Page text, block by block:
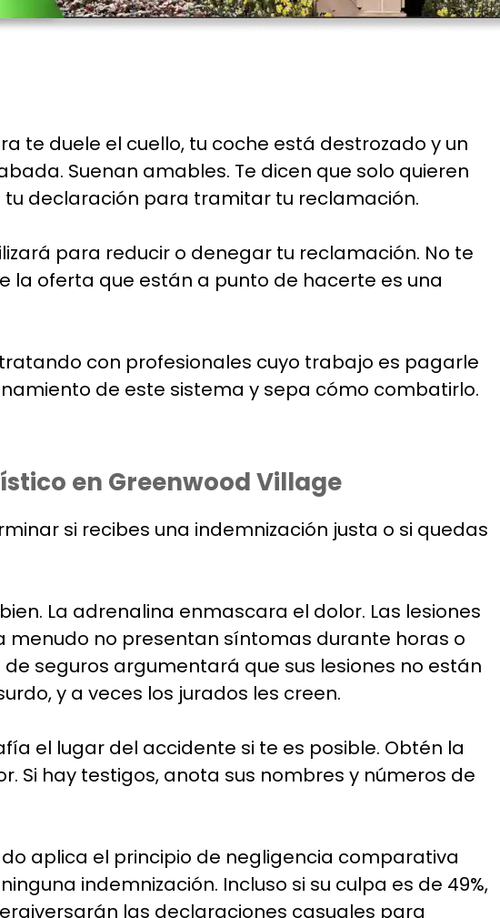
te duele el cuello, tu coche está destrozado y un
Suenan amables. Te dicen que solo quieren
declaración para tramitar tu reclamación.
para reducir o denegar tu reclamación. No te
la oferta que están a punto de hacerte es una
con profesionales cuyo trabajo es pagarle
de este sistema y sepa cómo combatirlo.
en Greenwood Village
si recibes una indemnización justa o si quedas
La adrenalina enmascara el dolor. Las lesiones
menudo no presentan síntomas durante horas o
seguros argumentará que sus lesiones no están
y a veces los jurados les creen.
el lugar del accidente si te es posible. Obtén la
Si hay testigos, anota sus nombres y números de
aplica el principio de negligencia comparativa
indemnización. Incluso si su culpa es de 49%,
las declaraciones casuales para